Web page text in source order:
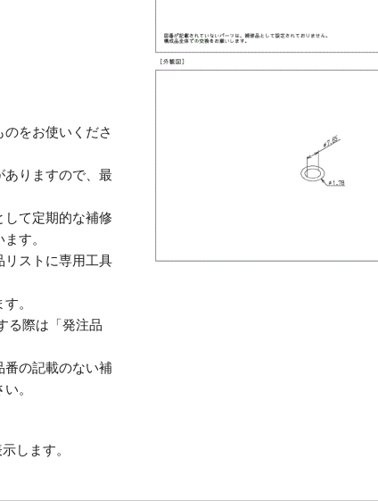
をお使いくださ
ありますので、最
て定期的な補修
す。
リストに専用工具
。
る際は「発注品
番の記載のない補
。
します。